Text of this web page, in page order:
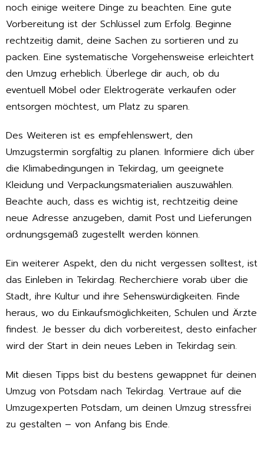
noch einige weitere Dinge zu beachten. Eine gute
Vorbereitung ist der Schlüssel zum Erfolg. Beginne
rechtzeitig damit, deine Sachen zu sortieren und zu
packen. Eine systematische Vorgehensweise erleichtert
den Umzug erheblich. Überlege dir auch, ob du
eventuell Möbel oder Elektrogeräte verkaufen oder
entsorgen möchtest, um Platz zu sparen.
Des Weiteren ist es empfehlenswert, den
Umzugstermin sorgfältig zu planen. Informiere dich über
die Klimabedingungen in Tekirdag, um geeignete
Kleidung und Verpackungsmaterialien auszuwählen.
Beachte auch, dass es wichtig ist, rechtzeitig deine
neue Adresse anzugeben, damit Post und Lieferungen
ordnungsgemäß zugestellt werden können.
Ein weiterer Aspekt, den du nicht vergessen solltest, ist
das Einleben in Tekirdag. Recherchiere vorab über die
Stadt, ihre Kultur und ihre Sehenswürdigkeiten. Finde
heraus, wo du Einkaufsmöglichkeiten, Schulen und Ärzte
findest. Je besser du dich vorbereitest, desto einfacher
wird der Start in dein neues Leben in Tekirdag sein.
Mit diesen Tipps bist du bestens gewappnet für deinen
Umzug von Potsdam nach Tekirdag. Vertraue auf die
Umzugexperten Potsdam, um deinen Umzug stressfrei
zu gestalten – von Anfang bis Ende.